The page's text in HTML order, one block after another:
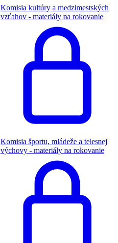
Komisia kultúry a medzimestských
vzťahov - materiály na rokovanie
Komisia športu, mládeže a telesnej
výchovy - materiály na rokovanie